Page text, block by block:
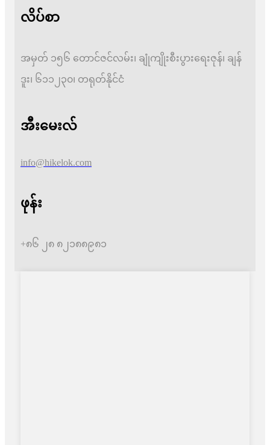
လိပ်စာ
အမှတ် ၁၅၆ တောင်ဇင်လမ်း၊ ချုံကျိုးစီးပွားရေးဇုန်၊ ချန်
ဒူး၊ ၆၁၁၂၃၀၊ တရုတ်နိုင်ငံ
အီးမေးလ်
info@hikelok.com
ဖုန်း
+၈၆ ၂၈ ၈၂၁၈၈၉၈၁